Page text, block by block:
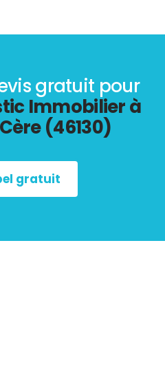
gratuit pour
Immobilier à
(46130)
gratuit